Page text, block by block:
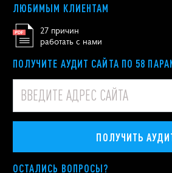
ЛЮБИМЫМ КЛИЕНТАМ
27 причин
работать с нами
ПОЛУЧИТЕ АУДИТ САЙТА ПО 58
ПОЛУЧИТЬ
ОСТАЛИСЬ ВОПРОСЫ?